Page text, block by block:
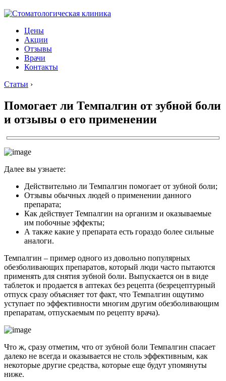
Цены
Акции
Отзывы
Врачи
Контакты
Статьи ›
Помогает ли Темпалгин от зубной боли
и отзывы о его применении
Далее вы узнаете:
Действительно ли Темпалгин помогает от зубной боли;
Отзывы обычных людей о применении данного
препарата;
Как действует Темпалгин на организм и оказываемые
им побочные эффекты;
А также какие у препарата есть гораздо более сильные
аналоги.
Темпалгин – пример одного из довольно популярных
обезболивающих препаратов, который люди часто пытаются
применять для снятия зубной боли. Выпускается он в виде
таблеток и продается в аптеках без рецепта (безрецептурный
отпуск сразу объясняет тот факт, что Темпалгин ощутимо
уступает по эффективности многим другим обезболивающим
препаратам, отпускаемым по рецепту врача).
Что ж, сразу отметим, что от зубной боли Темпалгин спасает
далеко не всегда и оказывается не столь эффективным, как
некоторые другие средства, которые еще будут упомянуты
ниже.